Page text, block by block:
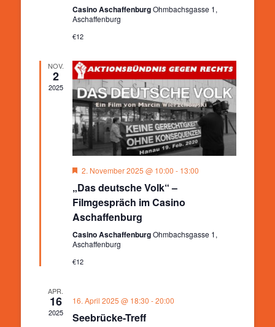
Casino AschaffenburgOhmbachsgasse 1,
Aschaffenburg
€12
NOV.
2
2025
Hervorgehoben
2. November 2025 @ 10:00 - 13:00
„Das deutsche Volk“ –
Filmgespräch im Casino
Aschaffenburg
Casino AschaffenburgOhmbachsgasse 1,
Aschaffenburg
€12
APR.
16
2025
16. April 2025 @ 18:30 -20:00
Seebrücke-Treff